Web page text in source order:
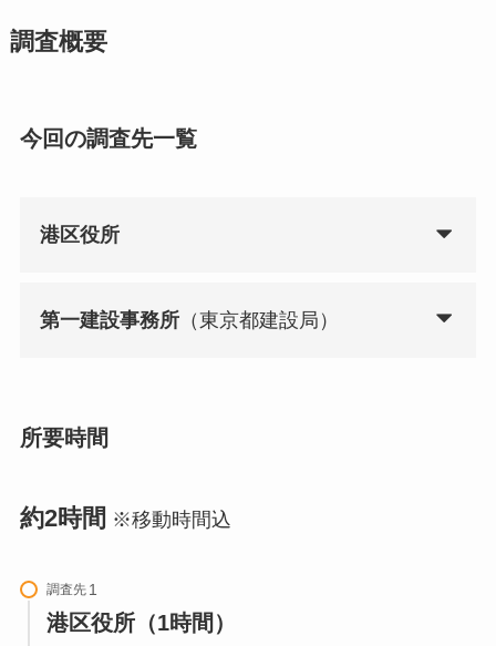
調査概要
今回の調査先一覧
港区役所
第一建設事務所（東京都建設局）
所要時間
約2時間 ※移動時間込
調査先
港区役所（1時間）